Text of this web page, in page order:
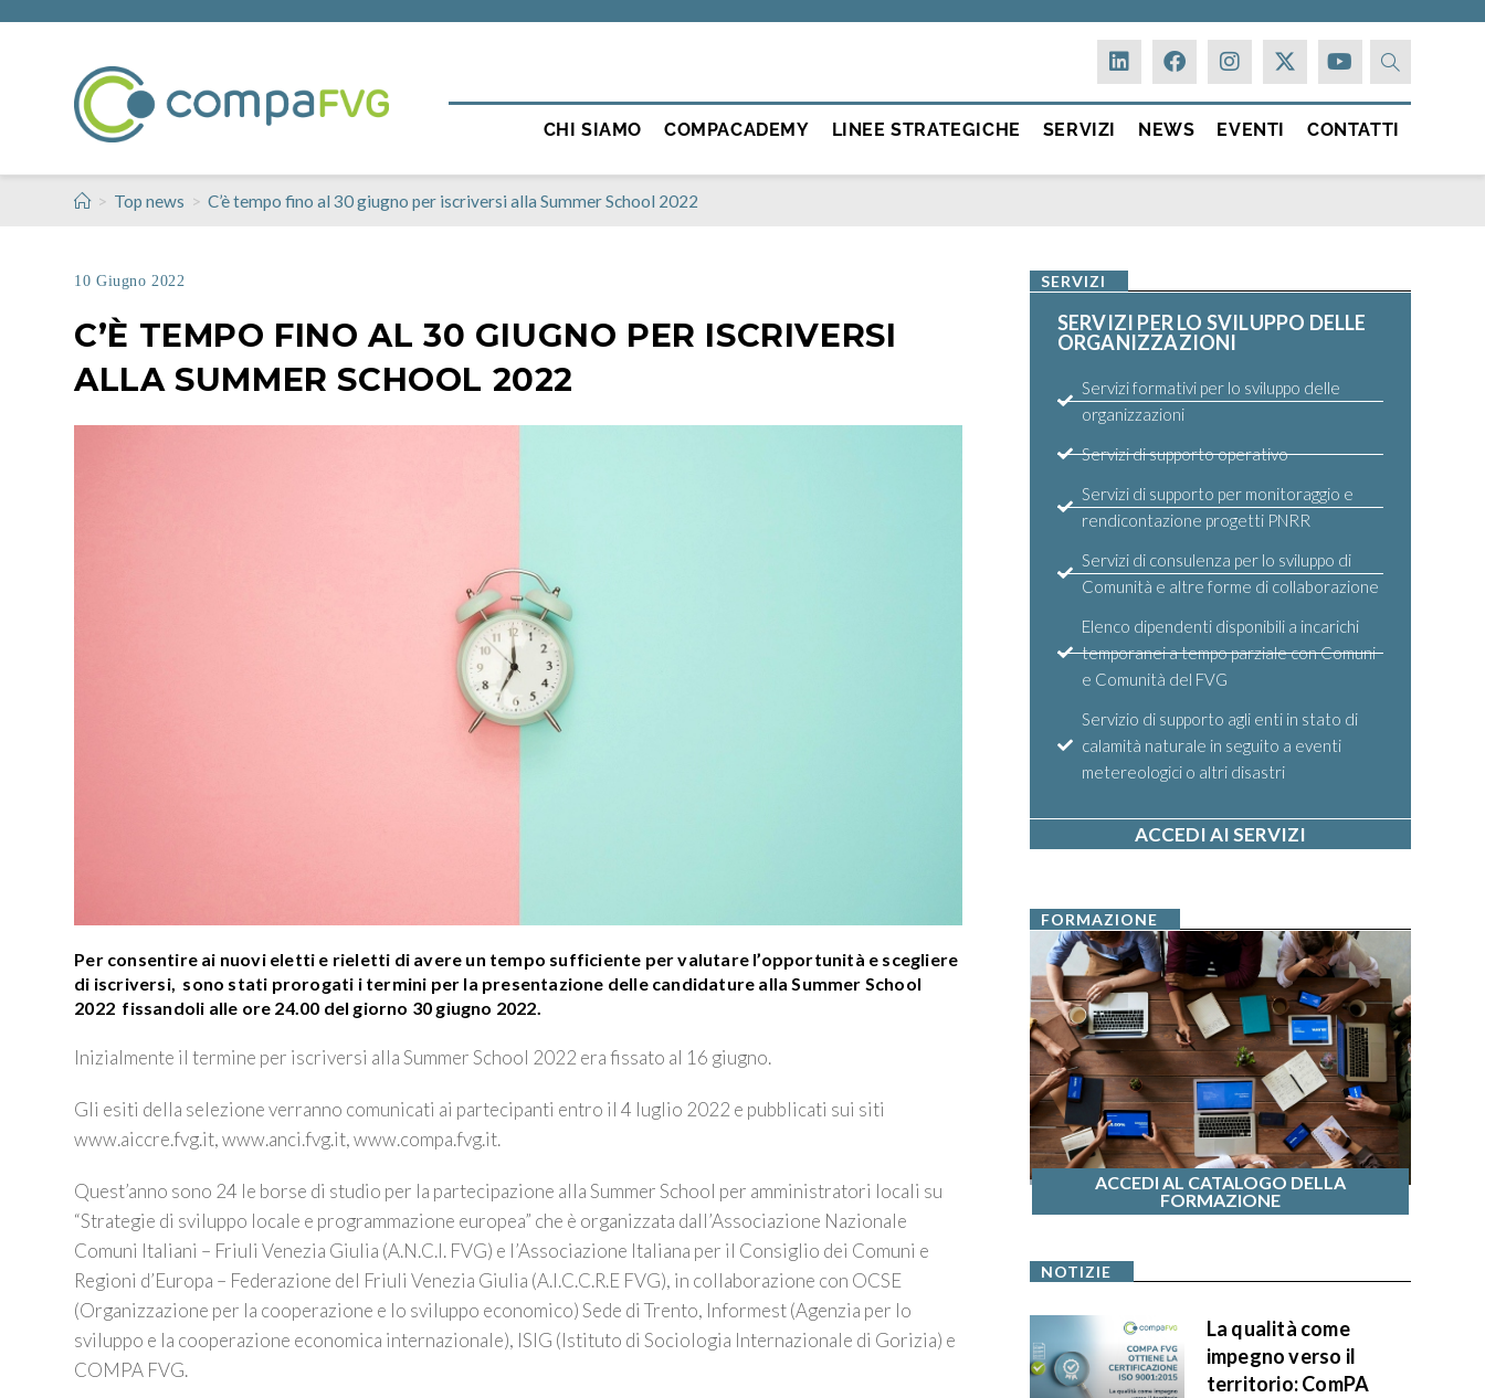
CHI SIAMO COMPACADEMY LINEE STRATEGICHE SERVIZI NEWS EVENTI CONTATTI
> Top news > C’è tempo fino al 30 giugno per iscriversi alla Summer School 2022
10 Giugno 2022
C’È TEMPO FINO AL 30 GIUGNO PER ISCRIVERSI
ALLA SUMMER SCHOOL 2022
Per consentire ai nuovi eletti e rieletti di avere un tempo sufficiente per valutare l’opportunità e scegliere
di iscriversi, sono stati prorogati i termini per la presentazione delle candidature alla Summer School
2022 fissandoli alle ore 24.00 del giorno 30 giugno 2022.
Inizialmente il termine per iscriversi alla Summer School 2022 era fissato al 16 giugno.
Gli esiti della selezione verranno comunicati ai partecipanti entro il 4 luglio 2022 e pubblicati sui siti
www.aiccre.fvg.it, www.anci.fvg.it, www.compa.fvg.it.
Quest’anno sono 24 le borse di studio per la partecipazione alla Summer School per amministratori locali su
“Strategie di sviluppo locale e programmazione europea” che è organizzata dall’Associazione Nazionale
Comuni Italiani – Friuli Venezia Giulia (A.N.C.I. FVG) e l’Associazione Italiana per il Consiglio dei Comuni e
Regioni d’Europa – Federazione del Friuli Venezia Giulia (A.I.C.C.R.E FVG), in collaborazione con OCSE
(Organizzazione per la cooperazione e lo sviluppo economico) Sede di Trento, Informest (Agenzia per lo
sviluppo e la cooperazione economica internazionale), ISIG (Istituto di Sociologia Internazionale di Gorizia) e
COMPA FVG.
SERVIZI
SERVIZI PER LO SVILUPPO DELLE
ORGANIZZAZIONI
Servizi formativi per lo sviluppo delle
organizzazioni
Servizi di supporto operativo
Servizi di supporto per monitoraggio e
rendicontazione progetti PNRR
Servizi di consulenza per lo sviluppo di
Comunità e altre forme di collaborazione
Elenco dipendenti disponibili a incarichi
temporanei a tempo parziale con Comuni
e Comunità del FVG
Servizio di supporto agli enti in stato di
calamità naturale in seguito a eventi
metereologici o altri disastri
ACCEDI AI SERVIZI
FORMAZIONE
ACCEDI AL CATALOGO DELLA
FORMAZIONE
NOTIZIE
La qualità come
impegno verso il
territorio: ComPA